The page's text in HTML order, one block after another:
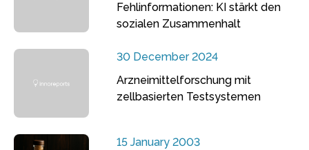
Fehlinformationen: KI stärkt den
sozialen Zusammenhalt
30 December 2024
Arzneimittelforschung mit
zellbasierten Testsystemen
15 January 2003